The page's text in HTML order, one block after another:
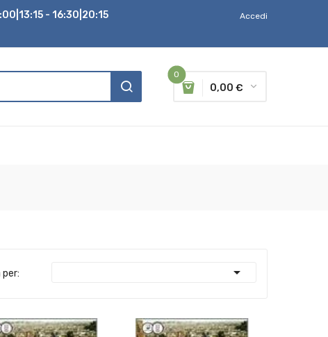
- 16:30|20:15 Accedi
0
0,00 €
per: 